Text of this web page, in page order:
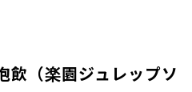
（楽園ジュレップソ